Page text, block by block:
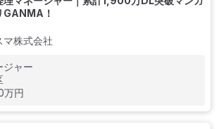
GANMA！
マ株式会社
ジャー
万円